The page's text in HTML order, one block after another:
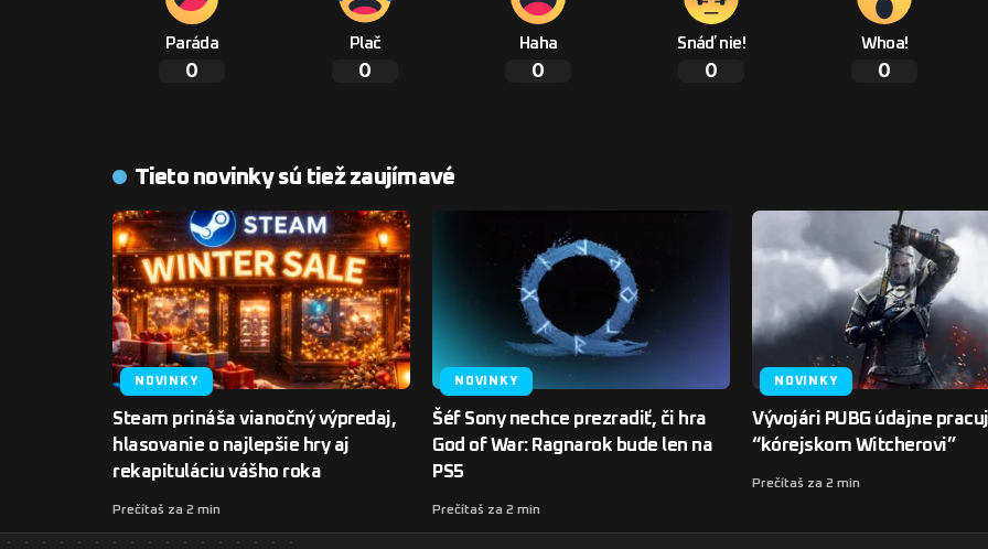
Paráda
0
Plač
0
Haha
0
Snáď nie!
0
Whoa!
0
Tieto novinky sú tiež zaujímavé
NOVINKY
Steam prináša vianočný výpredaj,
hlasovanie o najlepšie hry aj
rekapituláciu vášho roka
Prečítaš za 2 min
NOVINKY
Šéf Sony nechce prezradiť, či hra
God of War: Ragnarok bude len na
PS5
Prečítaš za 2 min
NOVINKY
Vývojári PUBG údajne
“kórejskom Witcherovi”
Prečítaš za 2 min